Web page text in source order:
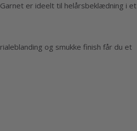
er ideelt til helårsbeklædning i et
og smukke finish får du et